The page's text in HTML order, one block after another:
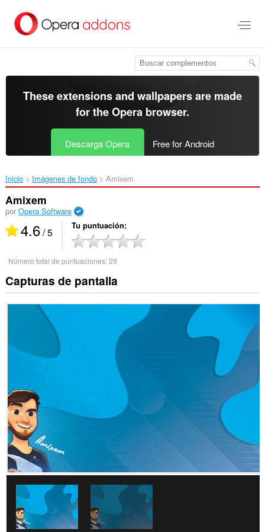
contenido
These extensions and wallpapers are made
for theOpera browser.
Descarga Opera Free for Android
Inicio Imágenes de fondo Amixem‎
Amixem
por Opera Software
4.6/ 5 Tu puntuación
Número total de puntuaciones:29
Capturas de pantalla